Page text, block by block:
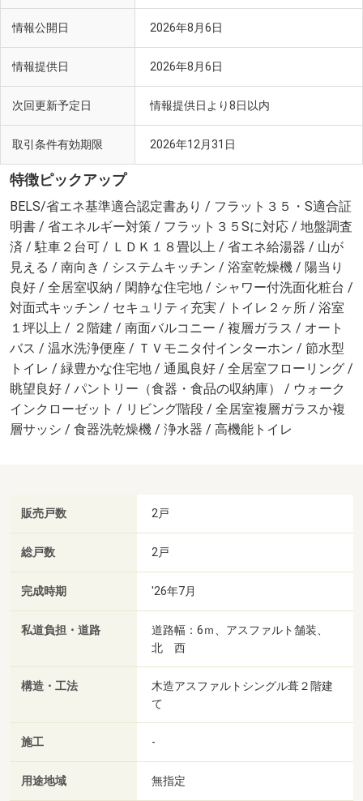
情報公開日 2026年8月6日
情報提供日 2026年8月6日
次回更新予定日 情報提供日より8日以内
取引条件有効期限 2026年12月31日
特徴ピックアップ
BELS/省エネ基準適合認定書あり / フラット３５・S適合証
明書 / 省エネルギー対策 / フラット３５Sに対応 / 地盤調査
済 / 駐車２台可 / ＬＤＫ１８畳以上 / 省エネ給湯器 / 山が
見える / 南向き / システムキッチン / 浴室乾燥機 / 陽当り
良好 / 全居室収納 / 閑静な住宅地 / シャワー付洗面化粧台 /
対面式キッチン / セキュリティ充実 / トイレ２ヶ所 / 浴室
１坪以上 / ２階建 / 南面バルコニー / 複層ガラス / オート
バス / 温水洗浄便座 / ＴＶモニタ付インターホン / 節水型
トイレ / 緑豊かな住宅地 / 通風良好 / 全居室フローリング /
眺望良好 / パントリー（食器・食品の収納庫） / ウォーク
インクローゼット / リビング階段 / 全居室複層ガラスか複
層サッシ / 食器洗乾燥機 / 浄水器 / 高機能トイレ
販売戸数 2戸
総戸数 2戸
完成時期 '26年7月
私道負担・道路
道路幅：6ｍ、アスファルト舗装、
北 西
構造・工法
木造アスファルトシングル葺２階建
て
施工 -
用途地域 無指定